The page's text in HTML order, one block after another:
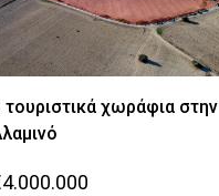
τουριστικά χωράφια στην